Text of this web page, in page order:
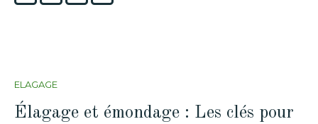
ELAGAGE
Élagage et émondage : Les clés pour